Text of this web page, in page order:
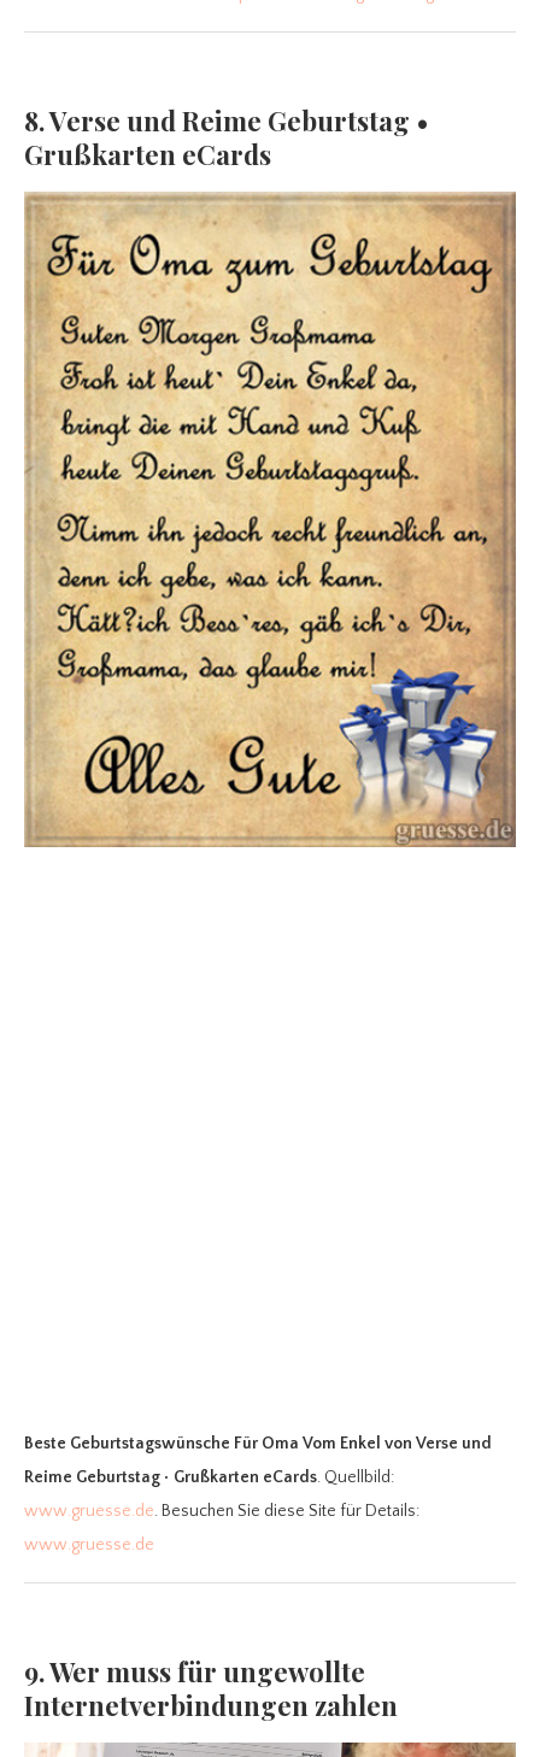
8. Verse und Reime Geburtstag •
Grußkarten eCards
Beste Geburtstagswünsche Für Oma Vom Enkel von Verse und
Reime Geburtstag • Grußkarten eCards. Quellbild:
www.gruesse.de. Besuchen Sie diese Site für Details:
www.gruesse.de
9. Wer muss für ungewollte
Internetverbindungen zahlen